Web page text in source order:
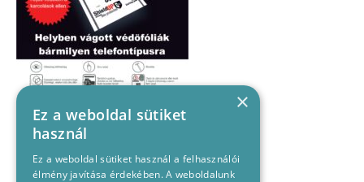
×
Ez a weboldal sütiket
használ
Ez a weboldal sütiket használ a felhasználói
élmény javítása érdekében. A weboldalunk